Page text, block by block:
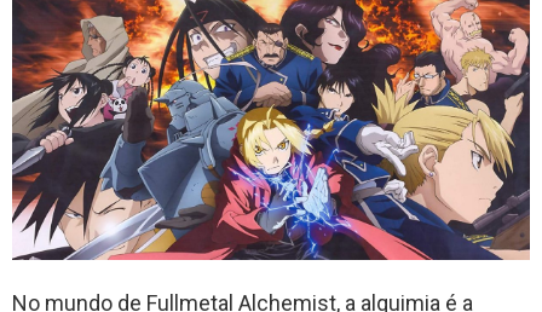
No mundo de Fullmetal Alchemist, a alquimia é a